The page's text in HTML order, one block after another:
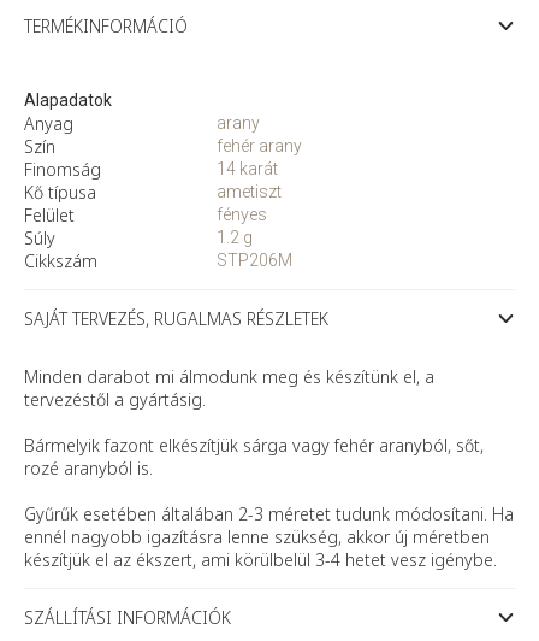
TERMÉKINFORMÁCIÓ
Alapadatok
Anyag
Szín
Finomság
Kő típusa
Felület
Súly
Cikkszám
arany
fehér arany
14 karát
ametiszt
fényes
1.2 g
STP206M
SAJÁT TERVEZÉS, RUGALMAS RÉSZLETEK
Minden darabot mi álmodunk meg és készítünk el, a
tervezéstől a gyártásig.
Bármelyik fazont elkészítjük sárga vagy fehér aranyból, sőt,
rozé aranyból is.
Gyűrűk esetében általában 2-3 méretet tudunk módosítani. Ha
ennél nagyobb igazításra lenne szükség, akkor új méretben
készítjük el az ékszert, ami körülbelül 3-4 hetet vesz igénybe.
SZÁLLÍTÁSI INFORMÁCIÓK